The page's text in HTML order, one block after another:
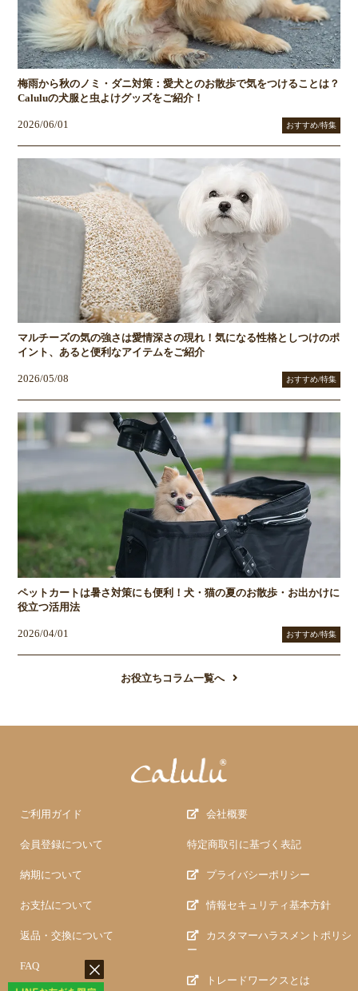
梅雨から秋のノミ・ダニ対策：愛犬とのお散歩で気をつけることは？
Caluluの犬服と虫よけグッズをご紹介！
2026/06/01 おすすめ/特集
マルチーズの気の強さは愛情深さの現れ！気になる性格としつけのポ
イント、あると便利なアイテムをご紹介
2026/05/08 おすすめ/特集
ペットカートは暑さ対策にも便利！犬・猫の夏のお散歩・お出かけに
役立つ活用法
2026/04/01 おすすめ/特集
お役立ちコラム一覧へ
ご利用ガイド
会員登録について
納期について
お支払について
返品・交換について
FAQ
会社概要
特定商取引に基づく表記
プライバシーポリシー
情報セキュリティ基本方針
カスタマーハラスメントポリシ
ー
トレードワークスとは